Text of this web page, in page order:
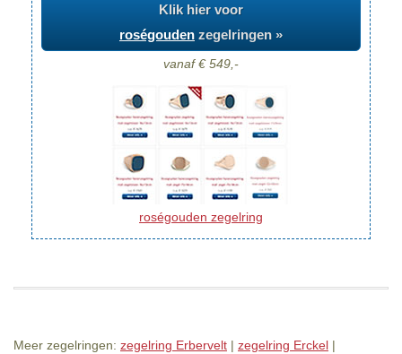
Klik hier voor
roségouden zegelringen »
vanaf € 549,-
roségouden zegelring
Meer zegelringen: zegelring Erbervelt | zegelring Erckel |